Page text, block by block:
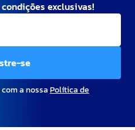
exclusivas!
se
a nossaPolítica de